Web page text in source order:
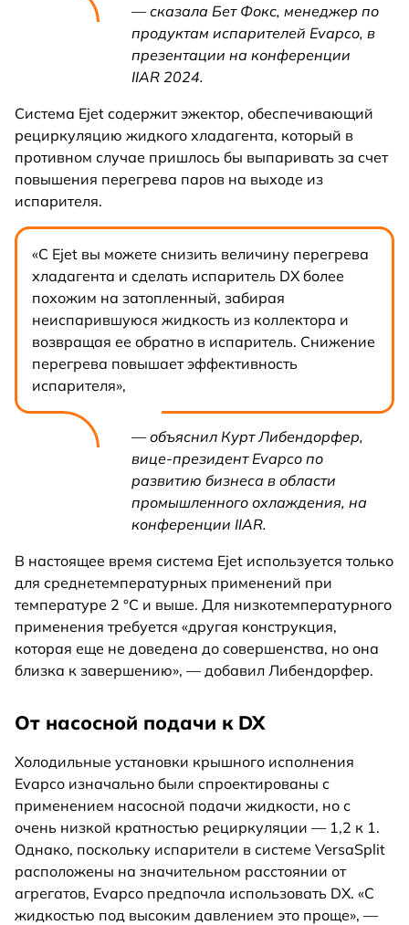
— сказала Бет Фокс, менеджер по
продуктам испарителей Evapco, в
презентации на конференции
IIAR 2024.
Система Ejet содержит эжектор, обеспечивающий
рециркуляцию жидкого хладагента, который в
противном случае пришлось бы выпаривать за счет
повышения перегрева паров на выходе из
испарителя.
«С Ejet вы можете снизить величину перегрева
хладагента и сделать испаритель DX более
похожим на затопленный, забирая
неиспарившуюся жидкость из коллектора и
возвращая ее обратно в испаритель. Снижение
перегрева повышает эффективность
испарителя»,
— объяснил Курт Либендорфер,
вице-президент Evapco по
развитию бизнеса в области
промышленного охлаждения, на
конференции IIAR.
В настоящее время система Ejet используется только
для среднетемпературных применений при
температуре 2 °C и выше. Для низкотемпературного
применения требуется «другая конструкция,
которая еще не доведена до совершенства, но она
близка к завершению», — добавил Либендорфер.
От насосной подачи к DX
Холодильные установки крышного исполнения
Evapco изначально были спроектированы с
применением насосной подачи жидкости, но с
очень низкой кратностью рециркуляции — 1,2 к 1.
Однако, поскольку испарители в системе VersaSplit
расположены на значительном расстоянии от
агрегатов, Evapco предпочла использовать DX. «С
жидкостью под высоким давлением это проще», —